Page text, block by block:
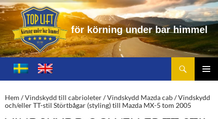
ör körning under bar himme
Toplift.se – för körning under bar himmel
HOPPA
TILL
Hem /Vindskydd till cabrioleter/Vindskydd Mazda cab/ Vindskydd
och/eller TT-stil Störtbågar (styling) till Mazda MX-5 tom 2005